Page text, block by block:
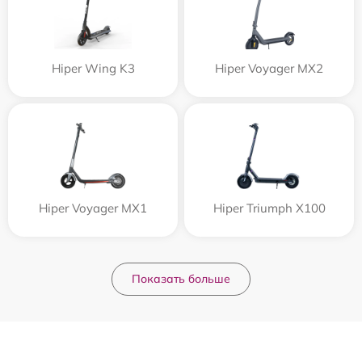
Hiper Wing K3 Hiper Voyager MX2
Hiper Voyager MX1 Hiper Triumph X100
Показать больше